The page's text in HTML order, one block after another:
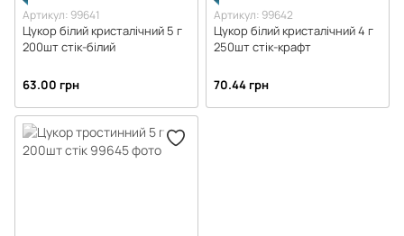
Артикул: 99641
Цукор білий кристалічний 5 г
200шт стік-білий
63.00 грн
Артикул: 99642
Цукор білий кристалічний 4 г
250шт стік-крафт
70.44 грн